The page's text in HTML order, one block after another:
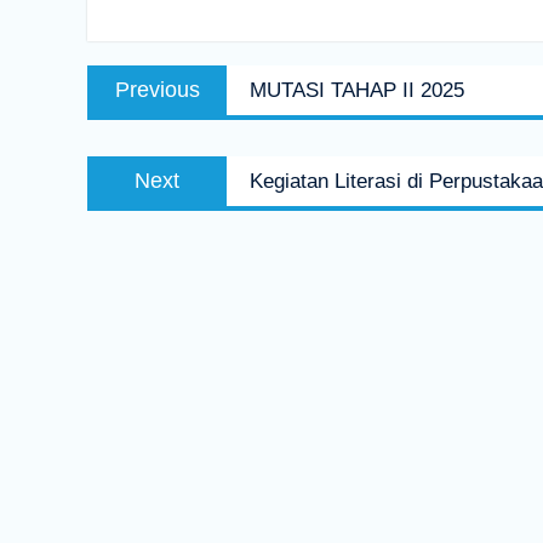
Navigasi
posPrevious
post:
MUTASI TAHAP II 2025
Next
post:
Kegiatan Literasi di